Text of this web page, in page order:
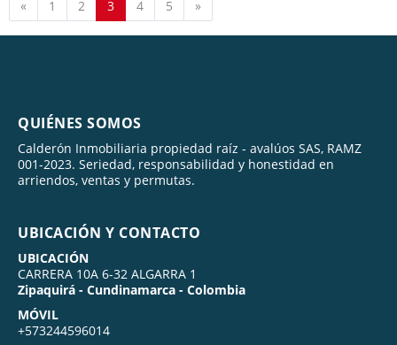
« Anterior
1 2 3 4 5 »
QUIÉNES SOMOS
Calderón Inmobiliaria propiedad raíz - avalúos SAS, RAMZ
001-2023. Seriedad, responsabilidad y honestidad en
arriendos, ventas y permutas.
UBICACIÓN Y CONTACTO
UBICACIÓN
CARRERA 10A 6-32 ALGARRA 1
Zipaquirá - Cundinamarca - Colombia
MÓVIL
+573244596014